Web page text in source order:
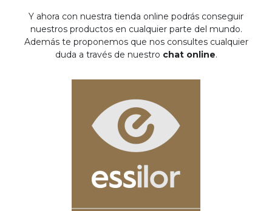
Y ahora con nuestra tienda online podrás conseguir
nuestros productos en cualquier parte del mundo.
Además te proponemos que nos consultes cualquier
duda a través de nuestro chat online.